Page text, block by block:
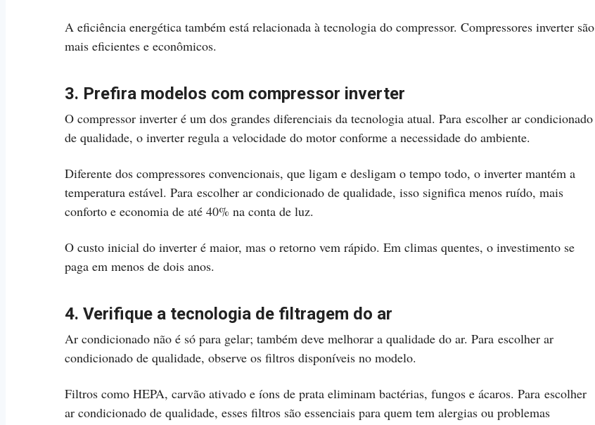
A eficiência energética também está relacionada à tecnologia do compressor. Compressores inverter são
mais eficientes e econômicos.
3. Prefira modelos com compressor inverter
O compressor inverter é um dos grandes diferenciais da tecnologia atual. Para escolher ar condicionado
de qualidade, o inverter regula a velocidade do motor conforme a necessidade do ambiente.
Diferente dos compressores convencionais, que ligam e desligam o tempo todo, o inverter mantém a
temperatura estável. Para escolher ar condicionado de qualidade, isso significa menos ruído, mais
conforto e economia de até 40% na conta de luz.
O custo inicial do inverter é maior, mas o retorno vem rápido. Em climas quentes, o investimento se
paga em menos de dois anos.
4. Verifique a tecnologia de filtragem do ar
Ar condicionado não é só para gelar; também deve melhorar a qualidade do ar. Para escolher ar
condicionado de qualidade, observe os filtros disponíveis no modelo.
Filtros como HEPA, carvão ativado e íons de prata eliminam bactérias, fungos e ácaros. Para escolher
ar condicionado de qualidade, esses filtros são essenciais para quem tem alergias ou problemas